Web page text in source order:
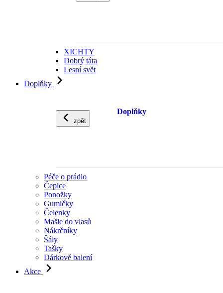
XICHTY
Dobrý táta
Lesní svět
Doplňky
zpět
Doplňky
Péče o prádlo
Čepice
Ponožky
Gumičky
Čelenky
Mašle do vlasů
Nákrčníky
Šály
Tašky
Dárkové balení
Akce